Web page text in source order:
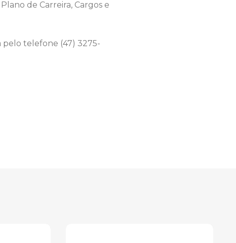
de Carreira, Cargos e
pelo telefone (47) 3275-